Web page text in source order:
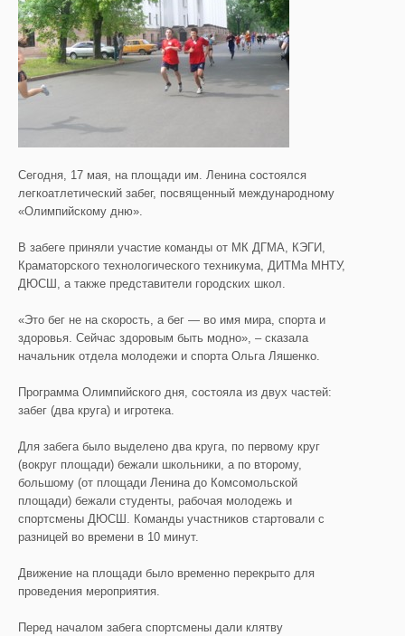
Сегодня, 17 мая, на площади им. Ленина состоялся
легкоатлетический забег, посвященный международному
«Олимпийскому дню».
В забеге приняли участие команды от МК ДГМА, КЭГИ,
Краматорского технологического техникума, ДИТМа МНТУ,
ДЮСШ, а также представители городских школ.
«Это бег не на скорость, а бег — во имя мира, спорта и
здоровья. Сейчас здоровым быть модно», – сказала
начальник отдела молодежи и спорта Ольга Ляшенко.
Программа Олимпийского дня, состояла из двух частей:
забег (два круга) и игротека.
Для забега было выделено два круга, по первому круг
(вокруг площади) бежали школьники, а по второму,
большому (от площади Ленина до Комсомольской
площади) бежали студенты, рабочая молодежь и
спортсмены ДЮСШ. Команды участников стартовали с
разницей во времени в 10 минут.
Движение на площади было временно перекрыто для
проведения мероприятия.
Перед началом забега спортсмены дали клятву